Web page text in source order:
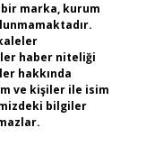
marka, kurum
haber niteliği
hakkında
ve kişiler ile isim
bilgiler